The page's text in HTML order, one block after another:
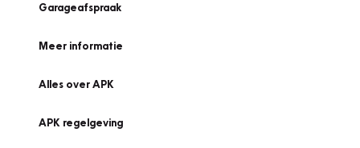
Garageafspraak
Meer informatie
Alles over APK
APK regelgeving